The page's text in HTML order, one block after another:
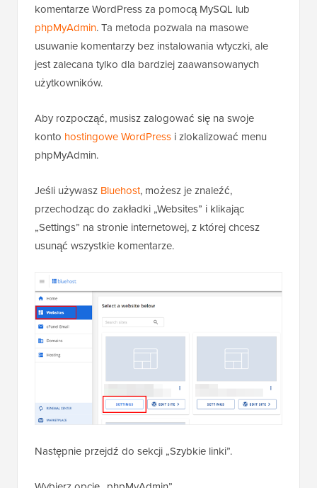
komentarze WordPress za pomocą MySQL lub
phpMyAdmin. Ta metoda pozwala na masowe
usuwanie komentarzy bez instalowania wtyczki, ale
jest zalecana tylko dla bardziej zaawansowanych
użytkowników.
Aby rozpocząć, musisz zalogować się na swoje
konto hostingowe WordPress i zlokalizować menu
phpMyAdmin.
Jeśli używasz Bluehost, możesz je znaleźć,
przechodząc do zakładki „Websites” i klikając
„Settings” na stronie internetowej, z której chcesz
usunąć wszystkie komentarze.
Następnie przejdź do sekcji „Szybkie linki”.